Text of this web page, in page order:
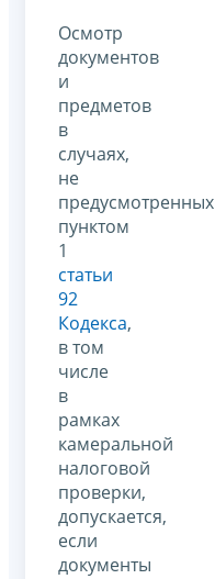
Осмотр
документов
и
предметов
в
случаях,
не
предусмотренных
пунктом
1
статьи
92
Кодекса,
в том
числе
в
рамках
камеральной
налоговой
проверки,
допускается,
если
документы